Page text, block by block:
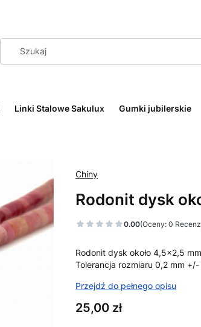
Linki Stalowe Sakulux Gumki jubilerskie
Chiny
Rodonit dysk
0.00(Oceny: 0
Rodonit dysk około 4,5x2,5
Tolerancja rozmiaru 0,2 mm +/-
Przejdź do pełnego opisu
Cena
25,00 zł